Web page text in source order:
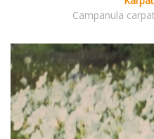
Campanula